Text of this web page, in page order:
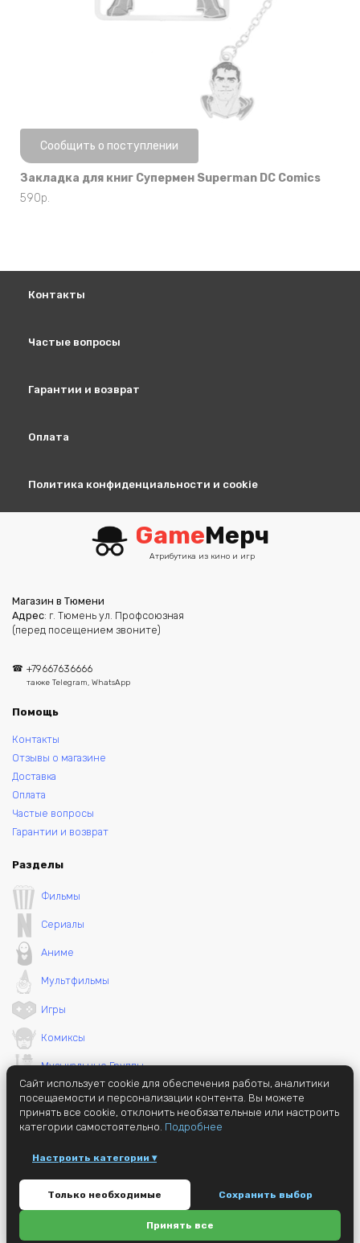
Нет в наличии
Сообщить о поступлении
Закладка для книг Супермен Superman DC Comics
590р.
Контакты
Частые вопросы
Гарантии и возврат
Оплата
Политика конфиденциальности и cookie
GameМерч
Атрибутика из кино и игр
Магазин в Тюмени
Адрес: г. Тюмень ул. Профсоюзная
(перед посещением звоните)
+79667636666
также Telegram, WhatsApp
Помощь
Контакты
Отзывы о магазине
Доставка
Оплата
Частые вопросы
Гарантии и возврат
Разделы
Фильмы
Сериалы
Аниме
Мультфильмы
Игры
Комиксы
Музыкальные Группы
Необычные вещи
© 2014 - 2026 GameMerch (ранее jc72)
Этот сайт защищен reCAPTCHA и Google
Privacy Policy иTerms of
Serviceapply.Политика конфиденциальности
Сайт использует cookie для обеспечения работы, аналитики
посещаемости и персонализации контента. Вы можете
принять все cookie, отклонить необязательные или настроить
категории самостоятельно. Подробнее
Настроить категории ▾
Только необходимые Сохранить выбор
Принять все